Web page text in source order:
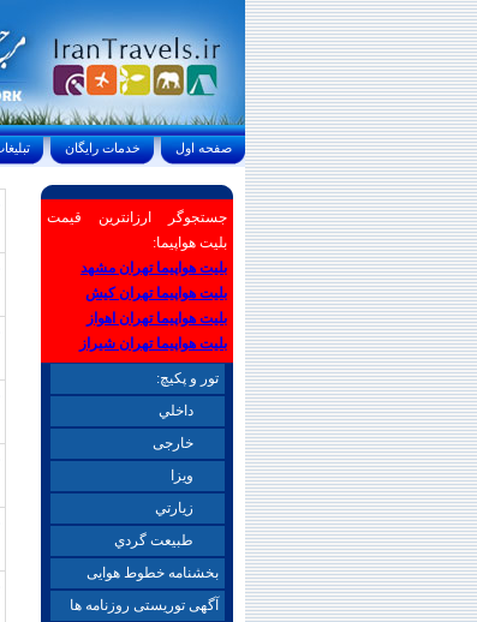
تبليغات خدمات رايگان صفحه اول
جستجوگر ارزانترین قیمت
بلیت هواپیما:
بلیت هواپیما تهران مشهد
بلیت هواپیما تهران کیش
بلیت هواپیما تهران اهواز
بلیت هواپیما تهران شیراز
تور و پکیچ:
داخلي
خارجی
ويزا
زيارتي
طبيعت گردي
بخشنامه خطوط هوایی
آگهی توریستی روزنامه ها